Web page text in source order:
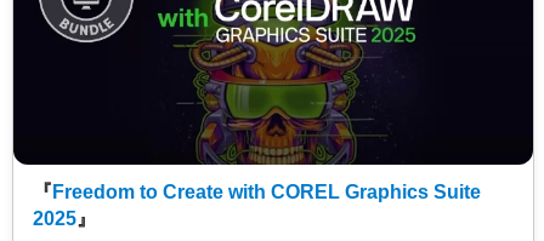
『 Freedom to Create with COREL Graphics Suite
2025 』